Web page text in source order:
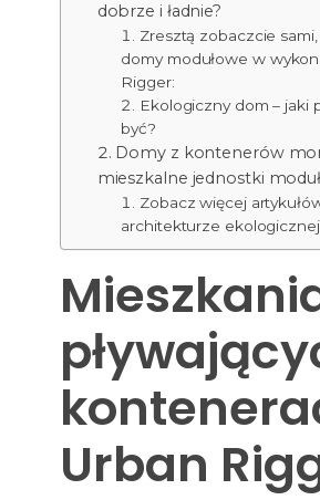
dobrze i ładnie?
Zresztą zobaczcie
domy modułowe w
Rigger:
Ekologiczny dom – jaki
być?
Domy z kontenerów
mieszkalne jednostki
Zobacz więcej
architekturze
Urban